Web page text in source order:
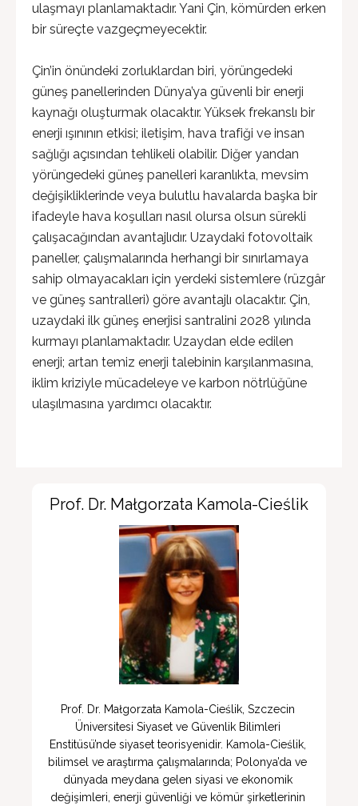
ulaşmayı planlamaktadır. Yani Çin, kömürden erken
bir süreçte vazgeçmeyecektir.
Çin’in önündeki zorluklardan biri, yörüngedeki
güneş panellerinden Dünya’ya güvenli bir enerji
kaynağı oluşturmak olacaktır. Yüksek frekanslı bir
enerji ışınının etkisi; iletişim, hava trafiği ve insan
sağlığı açısından tehlikeli olabilir. Diğer yandan
yörüngedeki güneş panelleri karanlıkta, mevsim
değişikliklerinde veya bulutlu havalarda başka bir
ifadeyle hava koşulları nasıl olursa olsun sürekli
çalışacağından avantajlıdır. Uzaydaki fotovoltaik
paneller, çalışmalarında herhangi bir sınırlamaya
sahip olmayacakları için yerdeki sistemlere (rüzgâr
ve güneş santralleri) göre avantajlı olacaktır. Çin,
uzaydaki ilk güneş enerjisi santralini 2028 yılında
kurmayı planlamaktadır. Uzaydan elde edilen
enerji; artan temiz enerji talebinin karşılanmasına,
iklim kriziyle mücadeleye ve karbon nötrlüğüne
ulaşılmasına yardımcı olacaktır.
Prof. Dr. Małgorzata Kamola-Cieślik
Prof. Dr. Małgorzata Kamola-Cieślik, Szczecin
Üniversitesi Siyaset ve Güvenlik Bilimleri
Enstitüsü’nde siyaset teorisyenidir. Kamola-Cieślik,
bilimsel ve araştırma çalışmalarında; Polonya’da ve
dünyada meydana gelen siyasi ve ekonomik
değişimleri, enerji güvenliği ve kömür şirketlerinin